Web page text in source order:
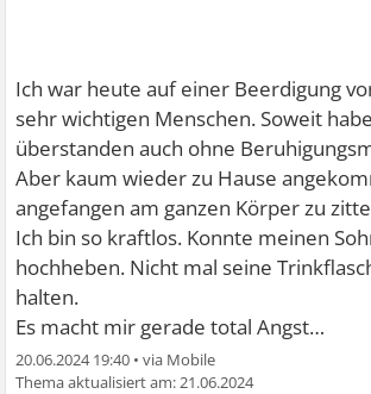
Ich war heute auf einer Beerdigung
sehr wichtigen Menschen. Soweit
überstanden auch ohne
Aber kaum wieder zu Hause
angefangen am ganzen Körper zu
Ich bin so kraftlos. Konnte meinen
hochheben. Nicht mal seine
halten.
Es macht mir gerade total Angst…
20.06.2024 19:40 •
21.06.2024